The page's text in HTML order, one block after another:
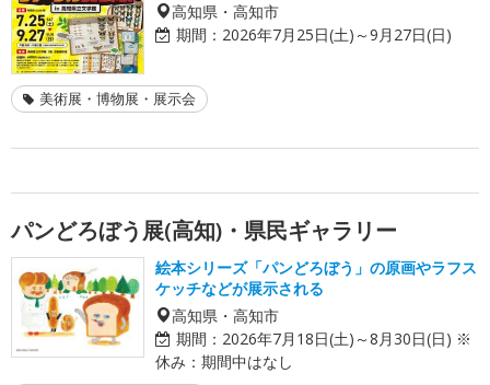
高知県・高知市
期間： 2026年7月25日(土)～9月27日(日)
美術展・博物展・展示会
パンどろぼう展(高知)・県民ギャラリー
絵本シリーズ「パンどろぼう」の原画やラフス
ケッチなどが展示される
高知県・高知市
期間： 2026年7月18日(土)～8月30日(日) ※
休み：期間中はなし